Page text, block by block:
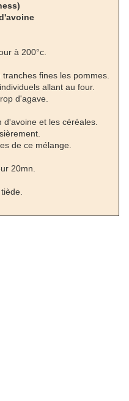
à 200°c.
fines les pommes.
allant au four.
d'agave.
et les céréales.
de ce mélange.
20mn.